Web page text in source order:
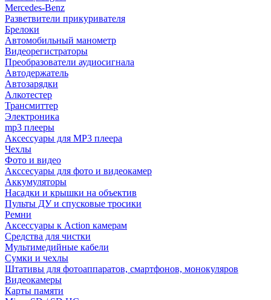
Mercedes-Benz
Разветвители прикуривателя
Брелоки
Автомобильный манометр
Видеорегистраторы
Преобразователи аудиосигнала
Автодержатель
Автозарядки
Алкотестер
Трансмиттер
Электроника
mp3 плееры
Аксессуары для MP3 плеера
Чехлы
Фото и видео
Акссесуары для фото и видеокамер
Аккумуляторы
Насадки и крышки на объектив
Пульты ДУ и спусковые тросики
Ремни
Аксессуары к Action камерам
Средства для чистки
Мультимедийные кабели
Сумки и чехлы
Штативы для фотоаппаратов, смартфонов, монокуляров
Видеокамеры
Карты памяти